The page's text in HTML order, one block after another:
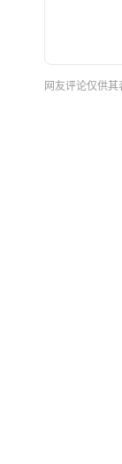
网友评论仅供